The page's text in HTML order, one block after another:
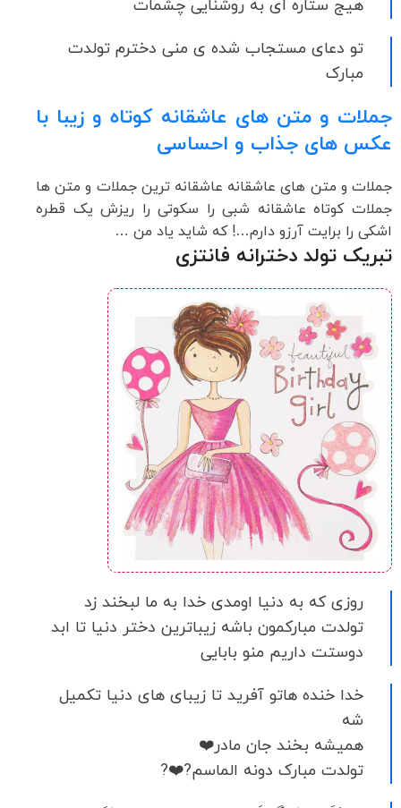
هیج ستاره ای به روشنایی چشمات
تو دعای مستجاب شده ی منی دخترم تولدت
مبارک
جملات و متن های عاشقانه کوتاه و زیبا با
عکس های جذاب و احساسی
جملات و متن های عاشقانه عاشقانه ترین جملات و متن ها
جملات کوتاه عاشقانه شبی را سکوتی را ریزش یک قطره
اشکی را برایت آرزو دارم…! که شاید یاد من …
تبریک تولد دخترانه فانتزی
روزی که به دنیا اومدی خدا به ما لبخند زد
تولدت مبارکمون باشه زیباترین دختر دنیا تا ابد
دوستت داریم منو بابایی
خدا خنده هاتو آفرید تا زیبای های دنیا تکمیل
شه
همیشه بخند جان مادر❤️
تولدت مبارک دونه الماسم?❤️?